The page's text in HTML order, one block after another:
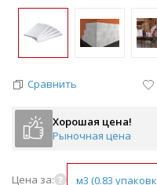
Сравнить
Хорошая цена!
Рыночная цена
Цена за: м3 (0.83